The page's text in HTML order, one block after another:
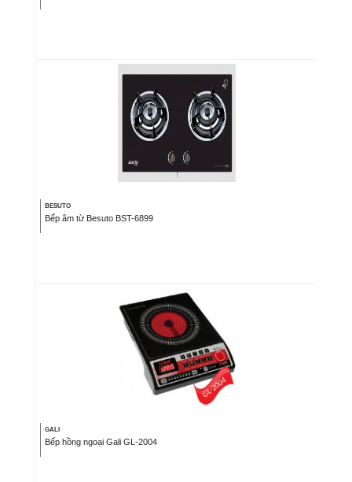
BESUTO
Bếp âm từ Besuto BST-6899
GALI
Bếp hồng ngoại Gali GL-2004